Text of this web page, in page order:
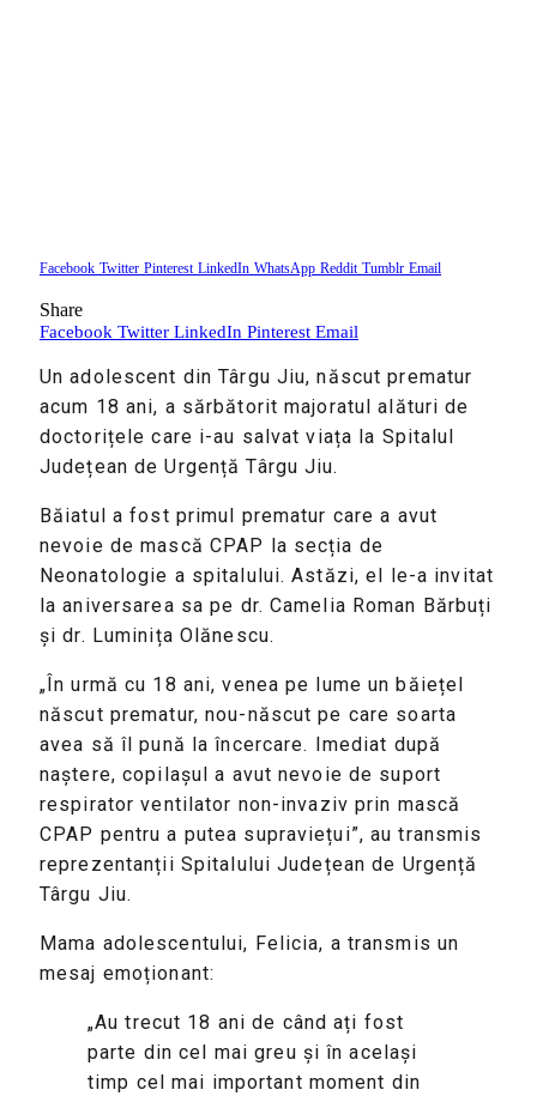
Facebook Twitter Pinterest LinkedIn WhatsApp Reddit Tumblr Email
Share
Facebook Twitter LinkedIn Pinterest Email
Un adolescent din Târgu Jiu, născut prematur
acum 18 ani, a sărbătorit majoratul alături de
doctorițele care i-au salvat viața la Spitalul
Județean de Urgență Târgu Jiu.
Băiatul a fost primul prematur care a avut
nevoie de mască CPAP la secția de
Neonatologie a spitalului. Astăzi, el le-a invitat
la aniversarea sa pe dr. Camelia Roman Bărbuți
și dr. Luminița Olănescu.
„În urmă cu 18 ani, venea pe lume un băiețel
născut prematur, nou-născut pe care soarta
avea să îl pună la încercare. Imediat după
naștere, copilașul a avut nevoie de suport
respirator ventilator non-invaziv prin mască
CPAP pentru a putea supraviețui”, au transmis
reprezentanții Spitalului Județean de Urgență
Târgu Jiu.
Mama adolescentului, Felicia, a transmis un
mesaj emoționant:
„Au trecut 18 ani de când ați fost
parte din cel mai greu și în același
timp cel mai important moment din